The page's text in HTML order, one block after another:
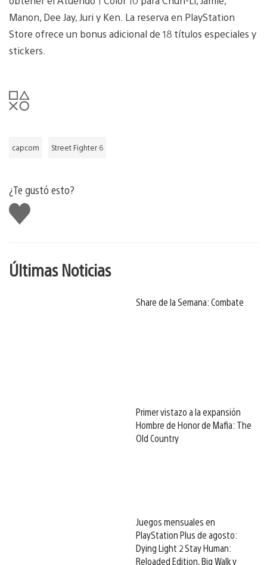
Manon, Dee Jay, Juri y Ken. La reserva en PlayStation
Store ofrece un bonus adicional de 18 títulos especiales y
stickers.
capcom Street Fighter 6
¿Te gustó esto?
Me
gusta
Últimas Noticias
Share de la Semana: Combate
Primer vistazo a la expansión
Hombre de Honor de Mafia: The
Old Country
Juegos mensuales en
PlayStation Plus de agosto:
Dying Light 2 Stay Human:
Reloaded Edition, Big Walk y